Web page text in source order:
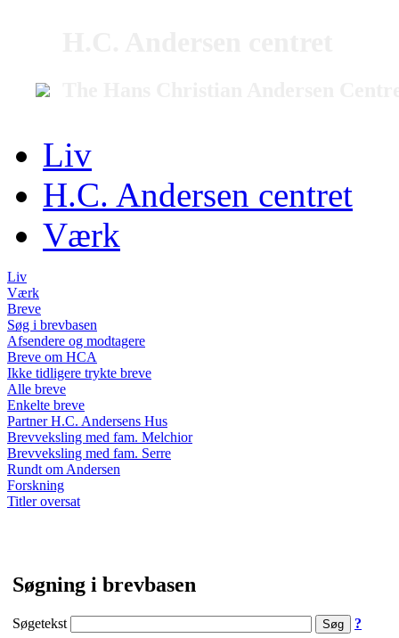
Liv
H.C. Andersen centret
Værk
Liv
Værk
Breve
Søg i brevbasen
Afsendere og modtagere
Breve om HCA
Ikke tidligere trykte breve
Alle breve
Enkelte breve
Partner H.C. Andersens Hus
Brevveksling med fam. Melchior
Brevveksling med fam. Serre
Rundt om Andersen
Forskning
Titler oversat
Søgning i brevbasen
Søgetekst ?